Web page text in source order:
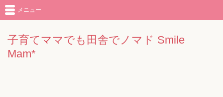
子育てママでも田舎でノマド Smile
Mam*
メニュー